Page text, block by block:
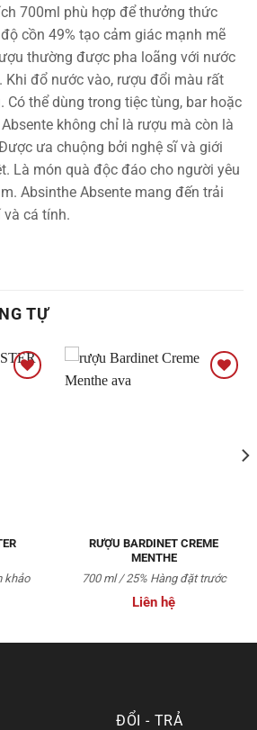
700ml phù hợp để thưởng thức
cồn 49% tạo cảm giác mạnh mẽ
thường được pha loãng với nước
Khi đổ nước vào, rượu đổi màu rất
Có thể dùng trong tiệc tùng, bar hoặc
không chỉ là rượu mà còn là
ưa chuộng bởi nghệ sĩ và giới
Là món quà độc đáo cho người yêu
Absinthe Absente mang đến trải
và cá tính.
TỰ
khảo
RƯỢU BARDINET CREME
MENTHE
Liên hệ
700 ml / 25%Hàng đặt trước
ĐỔI - TRẢ